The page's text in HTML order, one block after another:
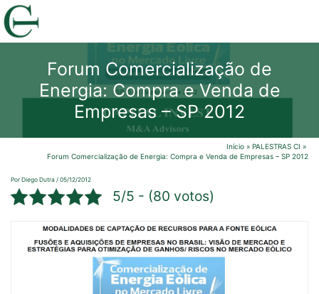
Ir
para
conteúdoForum Comercialização de
Energia: Compra e Venda de
Empresas – SP 2012
Início
PALESTRAS CI
Forum Comercialização de Energia: Compra e Venda de Empresas – SP 2012
Por Diego Dutra / 05/12/2012
5/5 - (80 votos)